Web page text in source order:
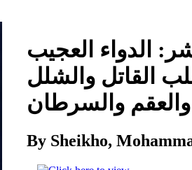
الدواء العجيب
القاتل والشلل
والعقم والسرطان
By Sheikho,